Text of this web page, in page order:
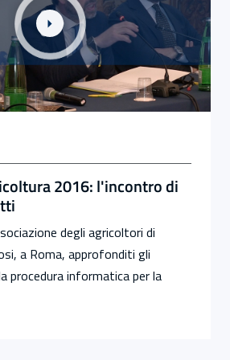
2016: l'incontro di
degli agricoltori di
a Roma, approfonditi gli
procedura informatica per la